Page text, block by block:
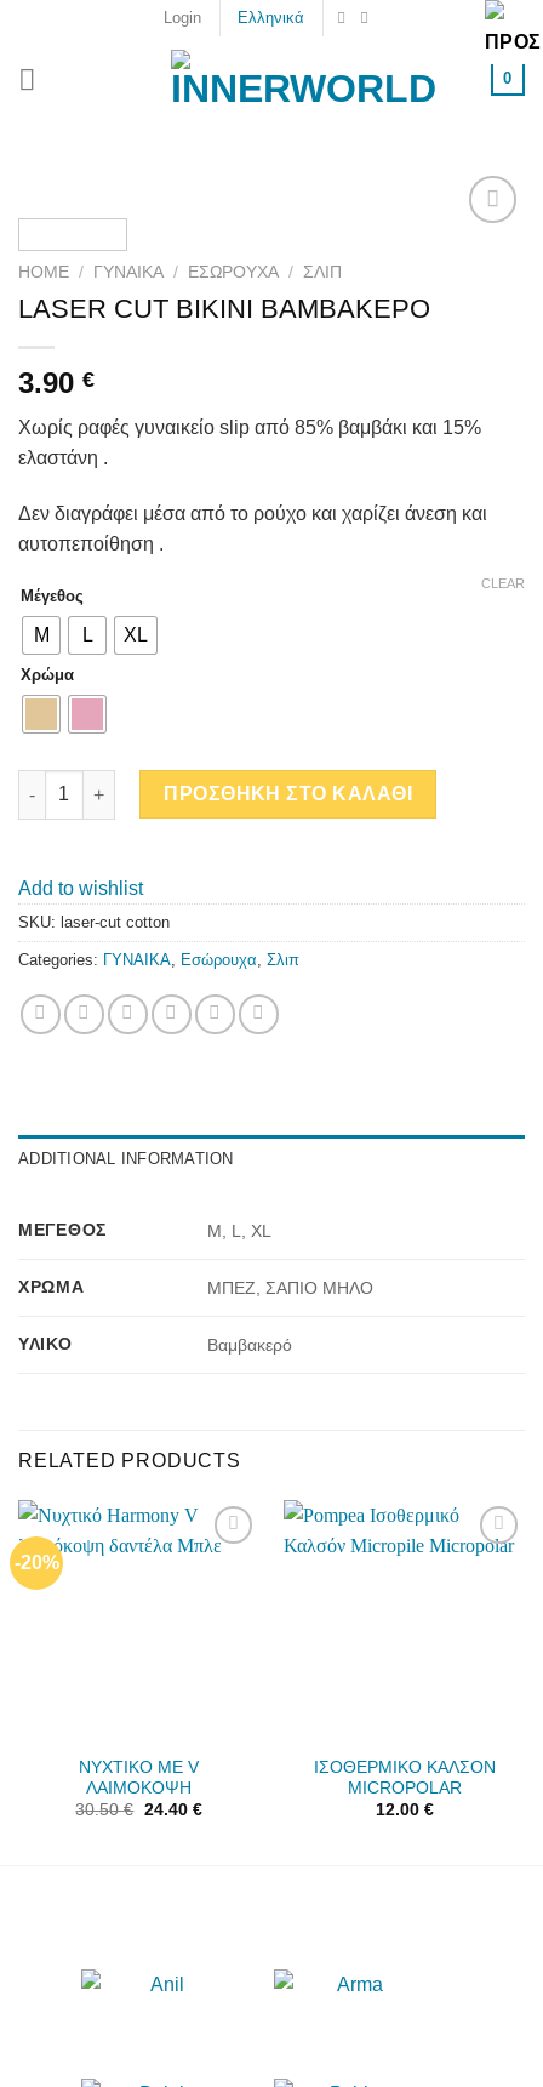
content
Login Ελληνικά
0
HOME / ΓΥΝΑΙΚΑ / ΕΣΏΡΟΥΧΑ / ΣΛΙΠ
LASER CUT BIKINI ΒΑΜΒΑΚΕΡΟ
3.90 €
Χωρίς ραφές γυναικείο slip από 85% βαμβάκι και 15%
ελαστάνη .
Δεν διαγράφει μέσα από το ρούχο και χαρίζει άνεση και
αυτοπεποίθηση .
Μέγεθος
M L XL
Χρώμα
CLEAR
LASER CUT BIKINI ΒΑΜΒΑΚΕΡΟ quantity
ΠΡΟΣΘΗΚΗ ΣΤΟ ΚΑΛΑΘΙ
Add to wishlist
SKU: laser-cut cotton
Categories: ΓΥΝΑΙΚΑ, Εσώρουχα, Σλιπ
ADDITIONAL INFORMATION
ΜΈΓΕΘΟΣ M, L, XL
ΧΡΏΜΑ ΜΠΕΖ, ΣΑΠΙΟ ΜΗΛΟ
ΥΛΙΚΌ Βαμβακερό
RELATED PRODUCTS
-20%
ΝΥΧΤΙΚΟ ΜΕ V
ΛΑΙΜΟΚΟΨΗ
30.50€ 24.40 €
ΙΣΟΘΕΡΜΙΚΟ ΚΑΛΣΟΝ
MICROPOLAR
12.00 €